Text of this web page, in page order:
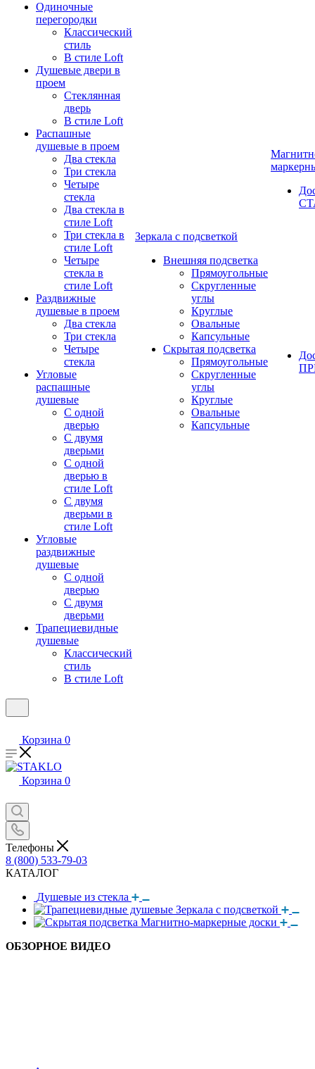
Одиночные
перегородки
Классический
стиль
В стиле Loft
Душевые двери в
проем
Стеклянная
дверь
В стиле Loft
Распашные
душевые в проем
Два стекла
Три стекла
Четыре
стекла
Два стекла в
стиле Loft
Три стекла в
стиле Loft
Четыре
стекла в
стиле Loft
Раздвижные
душевые в проем
Два стекла
Три стекла
Четыре
стекла
Угловые
распашные
душевые
С одной
дверью
С двумя
дверьми
С одной
дверью в
стиле Loft
С двумя
дверьми в
стиле Loft
Угловые
раздвижные
душевые
С одной
дверью
С двумя
дверьми
Трапециевидные
душевые
Классический
стиль
В стиле Loft
Зеркала с подсветкой
Внешняя подсветка
Прямоугольные
Скругленные
углы
Круглые
Овальные
Капсульные
Скрытая подсветка
Прямоугольные
Скругленные
углы
Круглые
Овальные
Капсульные
Корзина 0
Корзина 0
Телефоны
8 (800) 533-79-03
КАТАЛОГ
Душевые из стекла
Зеркала с подсветкой
Магнитно-маркерные доски
ОБЗОРНОЕ ВИДЕО